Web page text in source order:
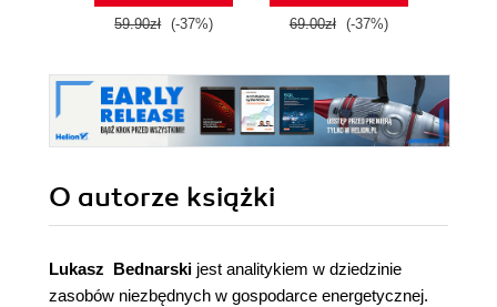
59.90zł (-37%) 69.00zł (-37%)
O autorze książki
Lukasz Bednarski jest analitykiem w dziedzinie
zasobów niezbędnych w gospodarce energetycznej.